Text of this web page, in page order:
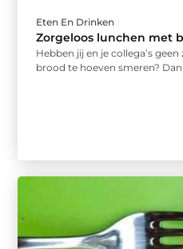
Eten En Drinken
Zorgeloos lunchen met
Hebben jij en je collega’s
brood te hoeven smeren? Dan